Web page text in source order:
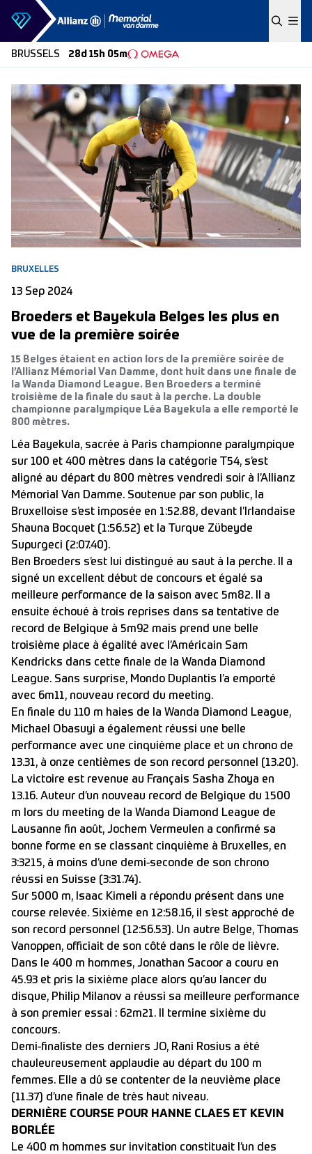
Skip to content
BRUSSELS 28d 15h 05m
BRUXELLES
13 Sep 2024
Broeders et Bayekula Belges les plus en
vue de la première soirée
15 Belges étaient en action lors de la première soirée de
l’Allianz Mémorial Van Damme, dont huit dans une finale de
la Wanda Diamond League. Ben Broeders a terminé
troisième de la finale du saut à la perche. La double
championne paralympique Léa Bayekula a elle remporté le
800 mètres.
Léa Bayekula, sacrée à Paris championne paralympique
sur 100 et 400 mètres dans la catégorie T54, s’est
aligné au départ du 800 mètres vendredi soir à l’Allianz
Mémorial Van Damme. Soutenue par son public, la
Bruxelloise s’est imposée en 1:52.88, devant l’Irlandaise
Shauna Bocquet (1:56.52) et la Turque Zübeyde
Supurgeci (2:07.40).
Ben Broeders s’est lui distingué au saut à la perche. Il a
signé un excellent début de concours et égalé sa
meilleure performance de la saison avec 5m82. Il a
ensuite échoué à trois reprises dans sa tentative de
record de Belgique à 5m92 mais prend une belle
troisième place à égalité avec l’Américain Sam
Kendricks dans cette finale de la Wanda Diamond
League. Sans surprise, Mondo Duplantis l’a emporté
avec 6m11, nouveau record du meeting.
En finale du 110 m haies de la Wanda Diamond League,
Michael Obasuyi a également réussi une belle
performance avec une cinquième place et un chrono de
13.31, à onze centièmes de son record personnel (13.20).
La victoire est revenue au Français Sasha Zhoya en
13.16. Auteur d’un nouveau record de Belgique du 1500
m lors du meeting de la Wanda Diamond League de
Lausanne fin août, Jochem Vermeulen a confirmé sa
bonne forme en se classant cinquième à Bruxelles, en
3:3215, à moins d’une demi-seconde de son chrono
réussi en Suisse (3:31.74).
Sur 5000 m, Isaac Kimeli a répondu présent dans une
course relevée. Sixième en 12:58.16, il s’est approché de
son record personnel (12:56.53). Un autre Belge, Thomas
Vanoppen, officiait de son côté dans le rôle de lièvre.
Dans le 400 m hommes, Jonathan Sacoor a couru en
45.93 et pris la sixième place alors qu’au lancer du
disque, Philip Milanov a réussi sa meilleure performance
à son premier essai : 62m21. Il termine sixième du
concours.
Demi-finaliste des derniers JO, Rani Rosius a été
chauleureusement applaudie au départ du 100 m
femmes. Elle a dû se contenter de la neuvième place
(11.37) d’une finale de très haut niveau.
DERNIÈRE COURSE POUR HANNE CLAES ET KEVIN
BORLÉE
Le 400 m hommes sur invitation constituait l’un des